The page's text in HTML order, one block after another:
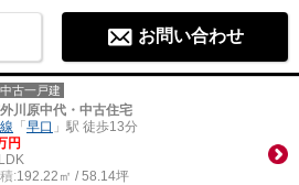
お問い合わせ
古一戸建
川原中代・中古住宅
「 早口 」駅 徒歩13分
円
:192.22㎡ / 58.14坪